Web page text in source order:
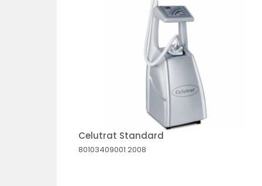
Celutrat Standard
80103409001 2008